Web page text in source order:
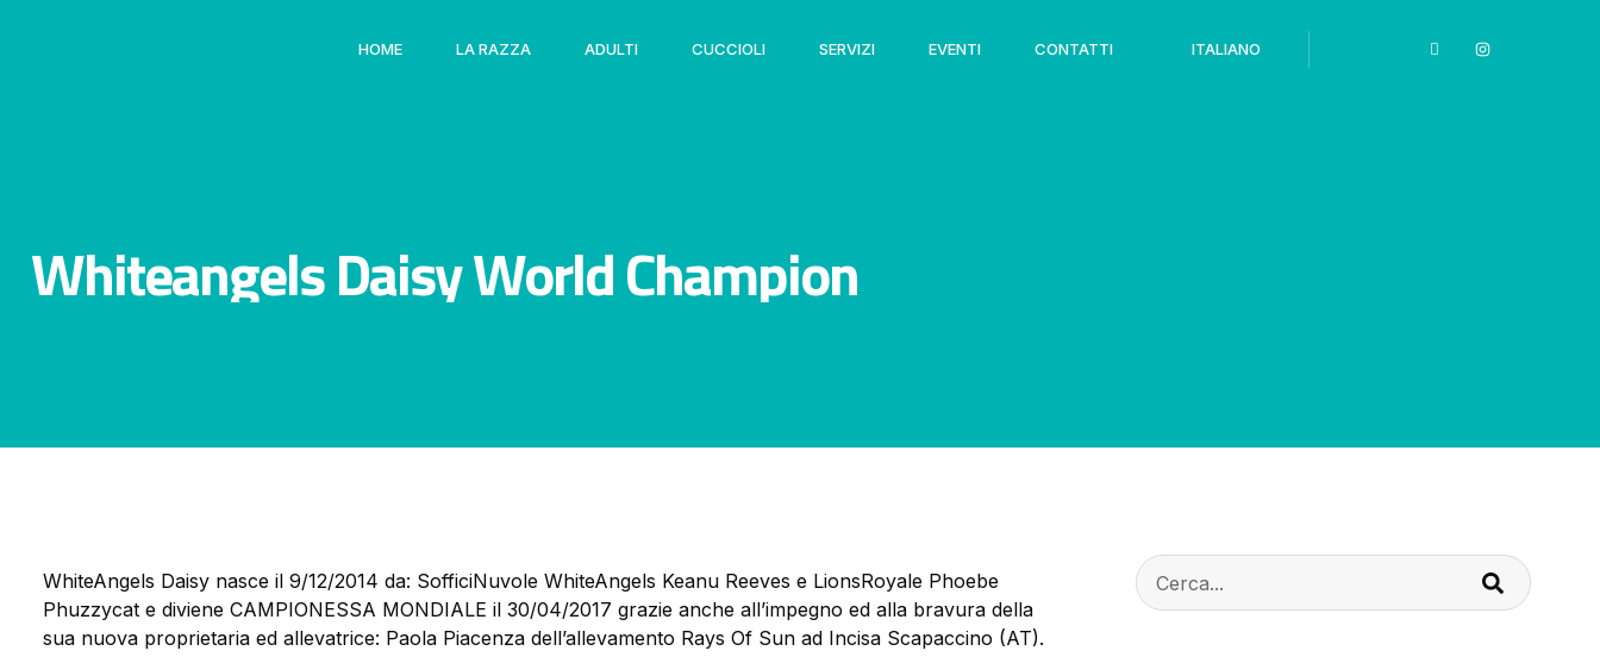
HOME LA RAZZA ADULTI CUCCIOLI SERVIZI EVENTI CONTATTI ITALIANO
Whiteangels Daisy World Champion
WhiteAngels Daisy nasce il 9/12/2014 da: SofficiNuvole WhiteAngels Keanu Reeves e LionsRoyale Phoebe
Phuzzycat e diviene CAMPIONESSA MONDIALE il 30/04/2017 grazie anche all’impegno ed alla bravura della
sua nuova proprietaria ed allevatrice: Paola Piacenza dell’allevamento Rays Of Sun ad Incisa Scapaccino (AT).